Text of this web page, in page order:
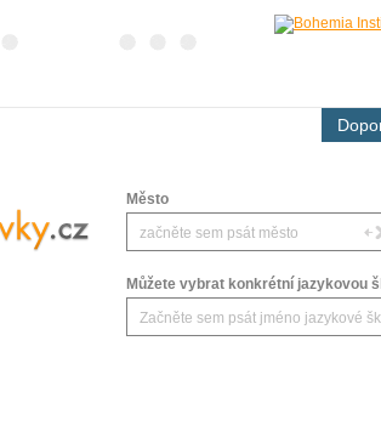
Město
Můžete vybrat konkrétní jazykovou